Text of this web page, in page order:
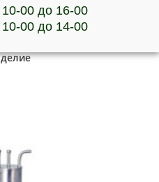
00 до 16-00
00 до 14-00